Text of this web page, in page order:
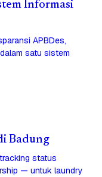
Informasi
APBDes,
satu sistem
Badung
status
— untuk laundry